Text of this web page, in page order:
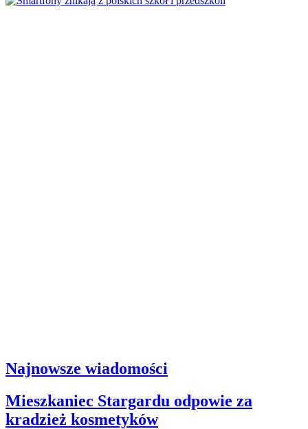
Najnowsze wiadomości
Mieszkaniec Stargardu odpowie za
kradzież kosmetyków